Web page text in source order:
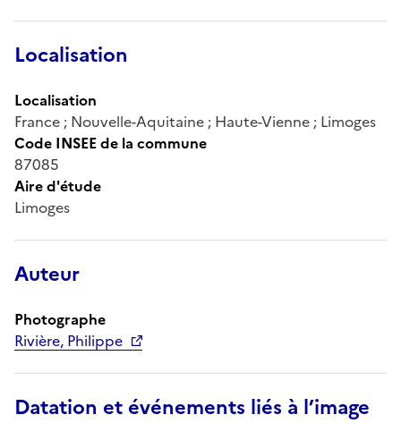
Localisation
Localisation
France ; Nouvelle-Aquitaine ; Haute-Vienne ; Limoges
Code INSEE de la commune
87085
Aire d'étude
Limoges
Auteur
Photographe
Rivière, Philippe
Datation et événements liés à l’image